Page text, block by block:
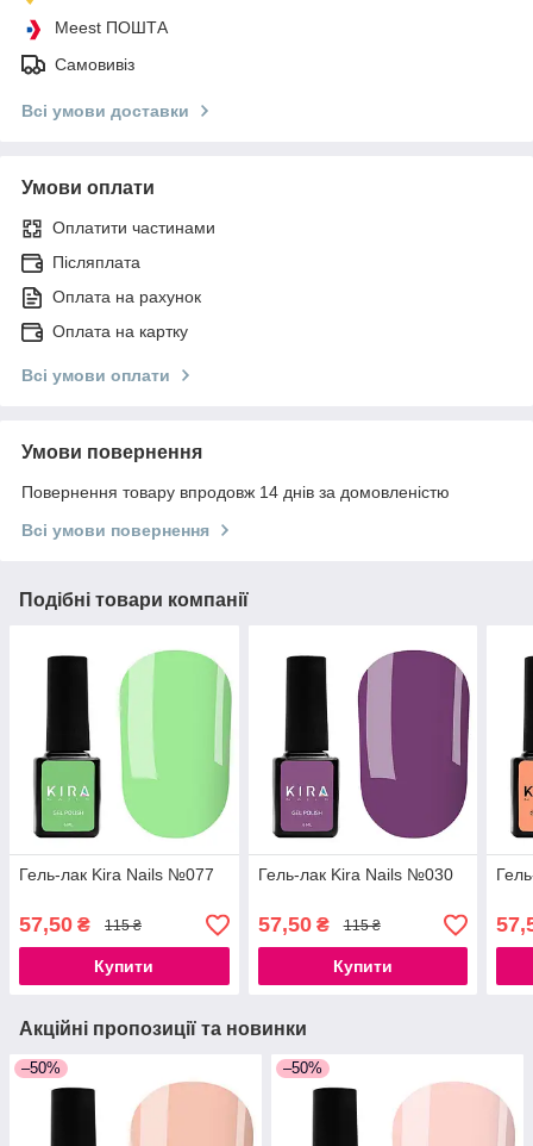
Meest ПОШТА
Самовивіз
Всі умови доставки
Умови оплати
Оплатити частинами
Післяплата
Оплата на рахунок
Оплата на картку
Всі умови оплати
Умови повернення
Повернення товару впродовж 14 днів за домовленістю
Всі умови повернення
Подібні товари компанії
Гель-лак Kira Nails №077
57,50 ₴ 115 ₴
Купити
Гель-лак Kira Nails №030
57,50₴ 115 ₴
Купити
Акційні пропозиції та новинки
–50% –50%